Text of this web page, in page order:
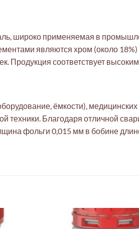
широко применяемая в
являются хром (около 18%)
соответствует высоким
ёмкости), медицинских
Благодаря отличной
фольги 0,015 мм в бобине